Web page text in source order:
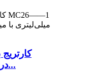
درپوش ۱ میلی‌لیتری با ۳۱۶...